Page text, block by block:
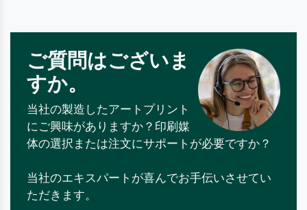
ご質問はございま
すか。
当社の製造したアートプリント
にご興味がありますか？印刷媒
体の選択または注文にサポートが必要ですか？
当社のエキスパートが喜んでお手伝いさせてい
ただきます。